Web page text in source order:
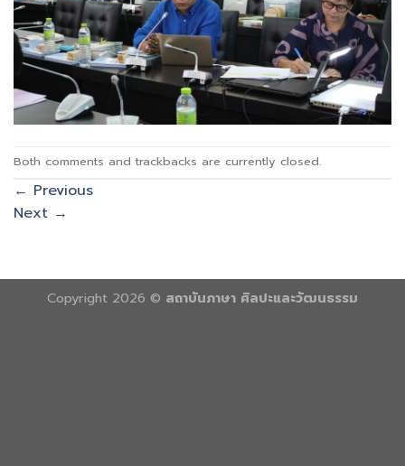
Both comments and trackbacks are currently closed.
← Previous
Next →
Copyright 2026 © สถาบันภาษา ศิลปะและวัฒนธรรม